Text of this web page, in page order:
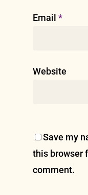
Email *
Website
Save my
this browser
comment.